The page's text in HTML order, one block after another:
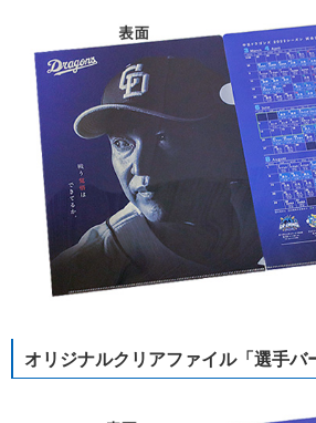
オリジナルクリアファイル「選手バ